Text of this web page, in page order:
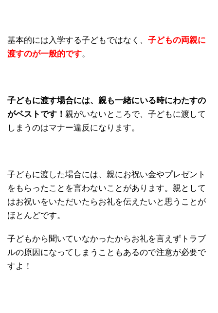
基本的には入学する子どもではなく、 子どもの両親に
渡すのが一般的です。
子どもに渡す場合には、親も一緒にいる時にわたすの
がベストです！ 親がいないところで、子どもに渡して
しまうのはマナー違反になります。
子どもに渡した場合には、親にお祝い金やプレゼント
をもらったことを言わないことがあります。親として
はお祝いをいただいたらお礼を伝えたいと思うことが
ほとんどです。
子どもから聞いていなかったからお礼を言えずトラブ
ルの原因になってしまうこともあるので注意が必要で
すよ！